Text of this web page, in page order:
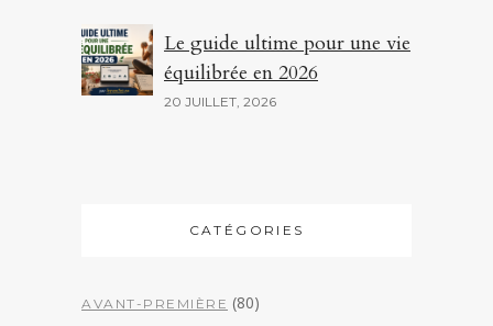
Le guide ultime pour une vie
équilibrée en 2026
20 JUILLET, 2026
CATÉGORIES
AVANT-PREMIÈRE (80)